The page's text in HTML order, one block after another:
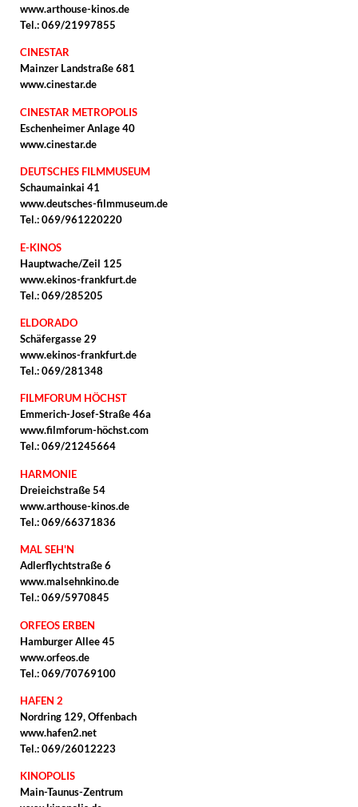
www.arthouse-kinos.de
Tel.: 069/21997855
CINESTAR
Mainzer Landstraße 681
www.cinestar.de
CINESTAR METROPOLIS
Eschenheimer Anlage 40
www.cinestar.de
DEUTSCHES FILMMUSEUM
Schaumainkai 41
www.deutsches-filmmuseum.de
Tel.: 069/961220220
E-KINOS
Hauptwache/Zeil 125
www.ekinos-frankfurt.de
Tel.: 069/285205
ELDORADO
Schäfergasse 29
www.ekinos-frankfurt.de
Tel.: 069/281348
FILMFORUM HÖCHST
Emmerich-Josef-Straße 46a
www.filmforum-höchst.com
Tel.: 069/21245664
HARMONIE
Dreieichstraße 54
www.arthouse-kinos.de
Tel.: 069/66371836
MAL SEH'N
Adlerflychtstraße 6
www.malsehnkino.de
Tel.: 069/5970845
ORFEOS ERBEN
Hamburger Allee 45
www.orfeos.de
Tel.: 069/70769100
HAFEN 2
Nordring 129, Offenbach
www.hafen2.net
Tel.: 069/26012223
KINOPOLIS
Main-Taunus-Zentrum